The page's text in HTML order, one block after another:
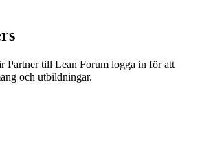
Partner till Lean Forum logga in för att
och utbildningar.